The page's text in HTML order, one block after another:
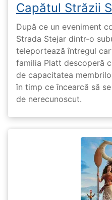
Capătul Străzii
După ce un eveniment
Strada Stejar dintr-o
teleportează întregul
familia Platt descoperă
de capacitatea
în timp ce încearcă să
de nerecunoscut.